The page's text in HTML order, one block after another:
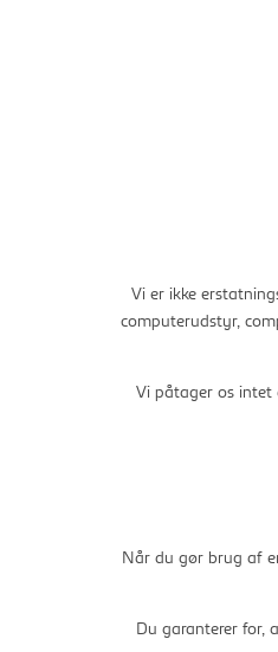
Vi er ikke
computerudstyr,
Vi påtager os intet
Når du gør brug af
Du garanterer for,